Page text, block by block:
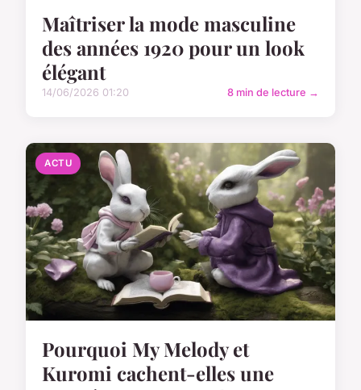
Maîtriser la mode masculine
des années 1920 pour un look
élégant
14/06/2026 01:20 8 min de lecture →
ACTU
Pourquoi My Melody et
Kuromi cachent-elles une